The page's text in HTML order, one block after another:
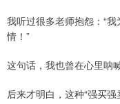
我听过很多老师抱怨：“
情！”
这句话，我也曾在心里呐
后来才明白，这种“强买强